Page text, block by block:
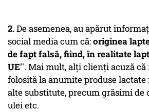
2.De asemenea, au apărut
social media cum că:originea
de fapt falsă, fiind, în realitate
UE''. Mai mult, alți clienți acuză
folosită la anumite produse lactate
alte substitute, precum grăsimi de
ulei etc.